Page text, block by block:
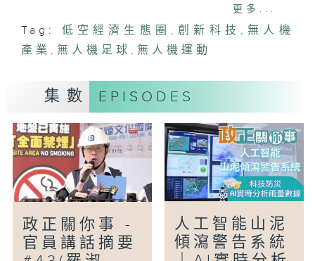
力，展現政府推動創新科技和無人機產業的
堅定決心及長遠規劃。
解中心內的設施，以及無人機飛手對中心的
看法。
更多...
Tag: 低空經濟生態圈 , 創新科技 , 無人機
產業 ,無人機足球 ,無人機運動
集數 EPISODES
政正關你事 -
官員講話摘要
人工智能山泥
傾瀉警告系統